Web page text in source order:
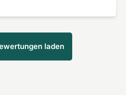
laden